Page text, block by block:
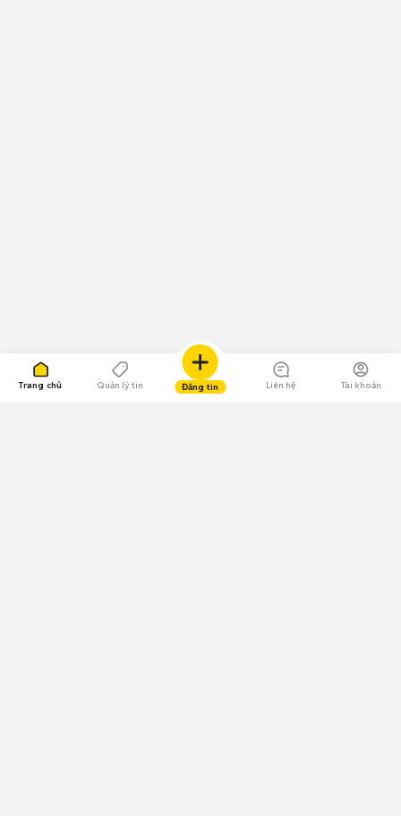
Trang chủ Quản lý tin Đăng tin Liên hệ Tài khoản